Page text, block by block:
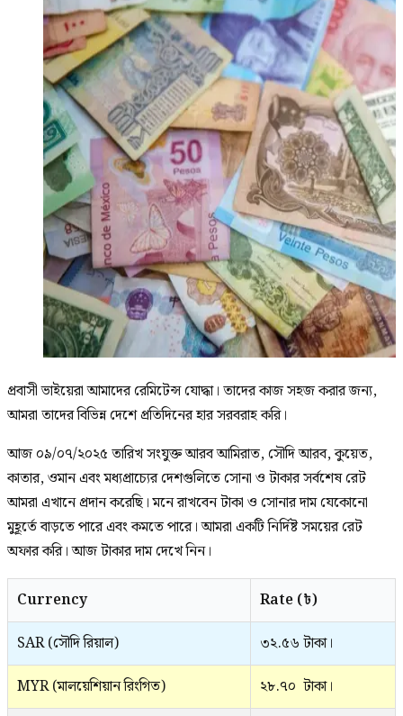
প্রবাসী ভাইয়েরা আমাদের রেমিটেন্স যোদ্ধা। তাদের কাজ সহজ করার জন্য,
আমরা তাদের বিভিন্ন দেশে প্রতিদিনের হার সরবরাহ করি।
আজ ০৯/০৭/২০২৫ তারিখ সংযুক্ত আরব আমিরাত, সৌদি আরব, কুয়েত,
কাতার, ওমান এবং মধ্যপ্রাচ্যের দেশগুলিতে সোনা ও টাকার সর্বশেষ রেট
আমরা এখানে প্রদান করেছি। মনে রাখবেন টাকা ও সোনার দাম যেকোনো
মুহূর্তে বাড়তে পারে এবং কমতে পারে। আমরা একটি নির্দিষ্ট সময়ের রেট
অফার করি। আজ টাকার দাম দেখে নিন।
Currency
Rate (৳)
SAR (সৌদি রিয়াল)
৩২.৫৬ টাকা।
MYR (মালয়েশিয়ান রিংগিত)
২৮.৭০ টাকা।